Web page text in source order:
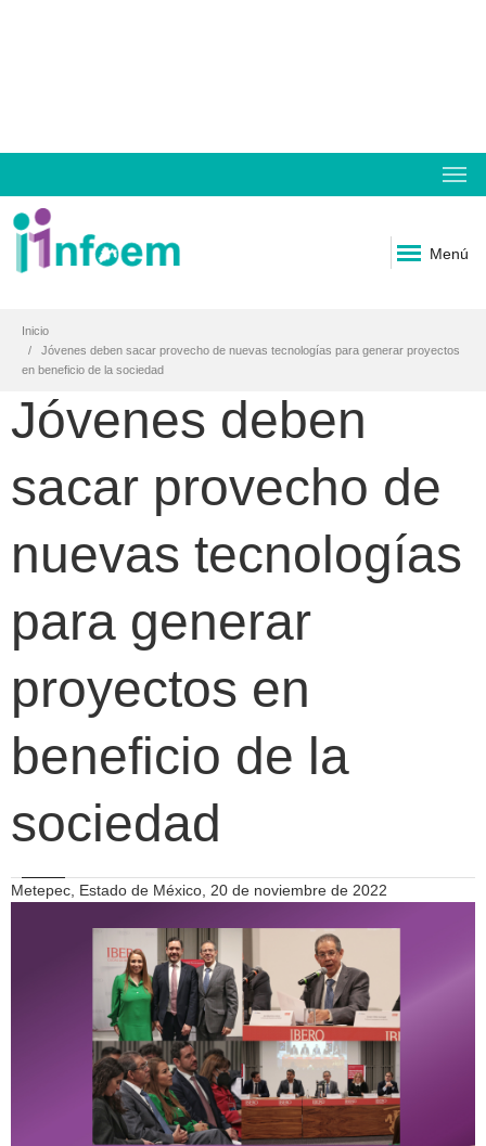
Menú
Inicio
Jóvenes deben sacar provecho de nuevas tecnologías para generar proyectos
en beneficio de la sociedad
Jóvenes deben
sacar provecho de
nuevas tecnologías
para generar
proyectos en
beneficio de la
sociedad
Metepec, Estado de México, 20 de noviembre de 2022